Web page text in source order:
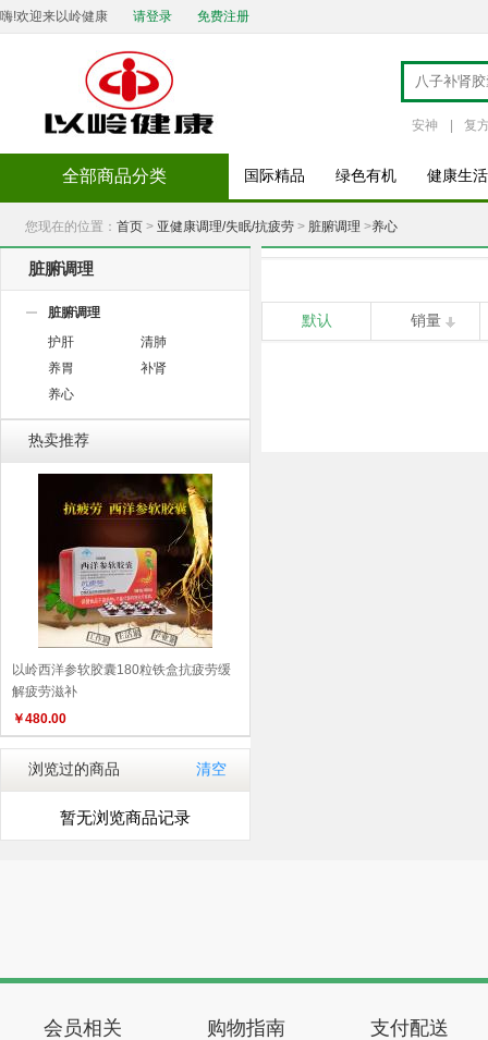
嗨!欢迎来以岭健康 请登录 免费注册
安神 复
全部商品分类 国际精品 绿色有机 健康生活
您现在的位置： 首页 > 亚健康调理/失眠/抗疲劳 > 脏腑调理 >养心
脏腑调理
脏腑调理
护肝
清肺
养胃
补肾
养心
热卖推荐
以岭西洋参软胶囊180粒铁盒抗疲劳缓
解疲劳滋补
￥480.00
浏览过的商品 清空
暂无浏览商品记录
默认 销量
会员相关 购物指南 支付配送